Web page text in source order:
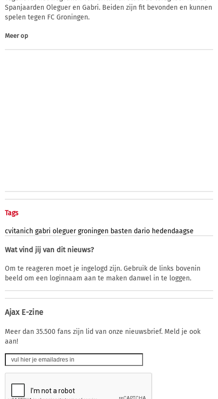
Spanjaarden Oleguer en Gabri. Beiden zijn fit bevonden en kunnen
spelen tegen FC Groningen.
Meer op
Tags
cvitanich gabri oleguer groningen basten dario hedendaagse
Wat vind jij van dit nieuws?
Om te reageren moet je ingelogd zijn. Gebruik de links bovenin
beeld om een loginnaam aan te maken danwel in te loggen.
Ajax E-zine
Meer dan 35.500 fans zijn lid van onze nieuwsbrief. Meld je ook
aan!